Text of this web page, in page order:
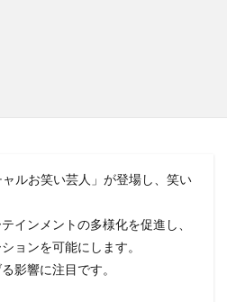
ルお笑い芸人」が登場し、笑い
インメントの多様化を促進し、
ョンを可能にします。
影響に注目です。